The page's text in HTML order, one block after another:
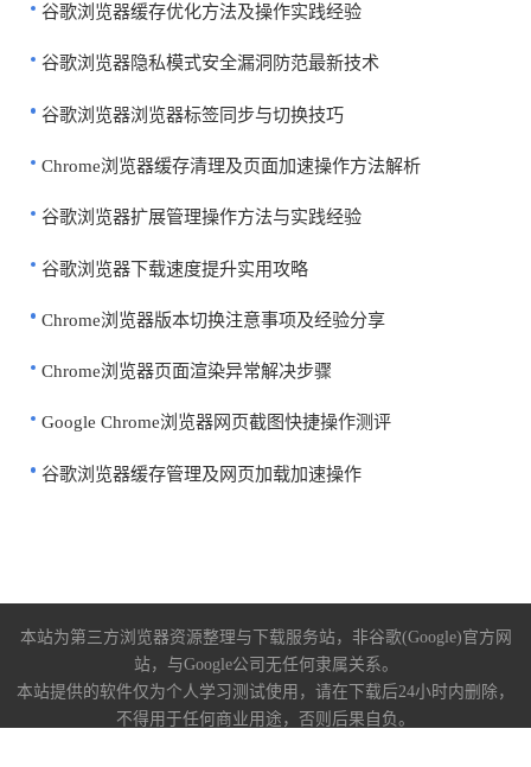
谷歌浏览器缓存优化方法及操作实践经验
谷歌浏览器隐私模式安全漏洞防范最新技术
谷歌浏览器浏览器标签同步与切换技巧
Chrome浏览器缓存清理及页面加速操作方法解析
谷歌浏览器扩展管理操作方法与实践经验
谷歌浏览器下载速度提升实用攻略
Chrome浏览器版本切换注意事项及经验分享
Chrome浏览器页面渲染异常解决步骤
Google Chrome浏览器网页截图快捷操作测评
谷歌浏览器缓存管理及网页加载加速操作
本站为第三方浏览器资源整理与下载服务站，非谷歌(Google)官方网
站，与Google公司无任何隶属关系。
本站提供的软件仅为个人学习测试使用，请在下载后24小时内删除，
不得用于任何商业用途，否则后果自负。